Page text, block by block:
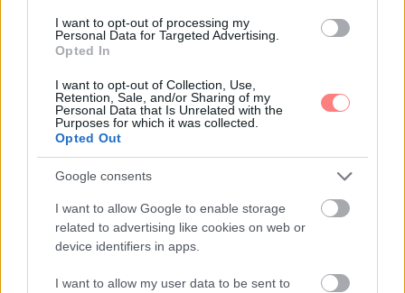
I want to opt-out of processing my
Personal Data for Targeted Advertising.
Opted In
I want to opt-out of Collection, Use,
Retention, Sale, and/or Sharing of my
Personal Data that Is Unrelated with the
Purposes for which it was collected.
Opted Out
Google consents
I want to allow Google to enable storage
related to advertising like cookies on web or
device identifiers in apps.
I want to allow my user data to be sent to
Az air fryer gyors, praktikus és ropogós falatokat
varázsol kevesebb macerával. Mutatunk egyszerű
recepteket, amelyek hétköznap este is könnyen
beleférnek.